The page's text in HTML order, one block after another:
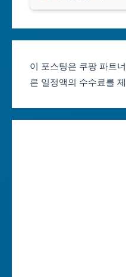
대전광역시
클룩
대구축제 일정
인천축제 일정
이 포스팅은 쿠팡 파트
른 일정액의 수수료를